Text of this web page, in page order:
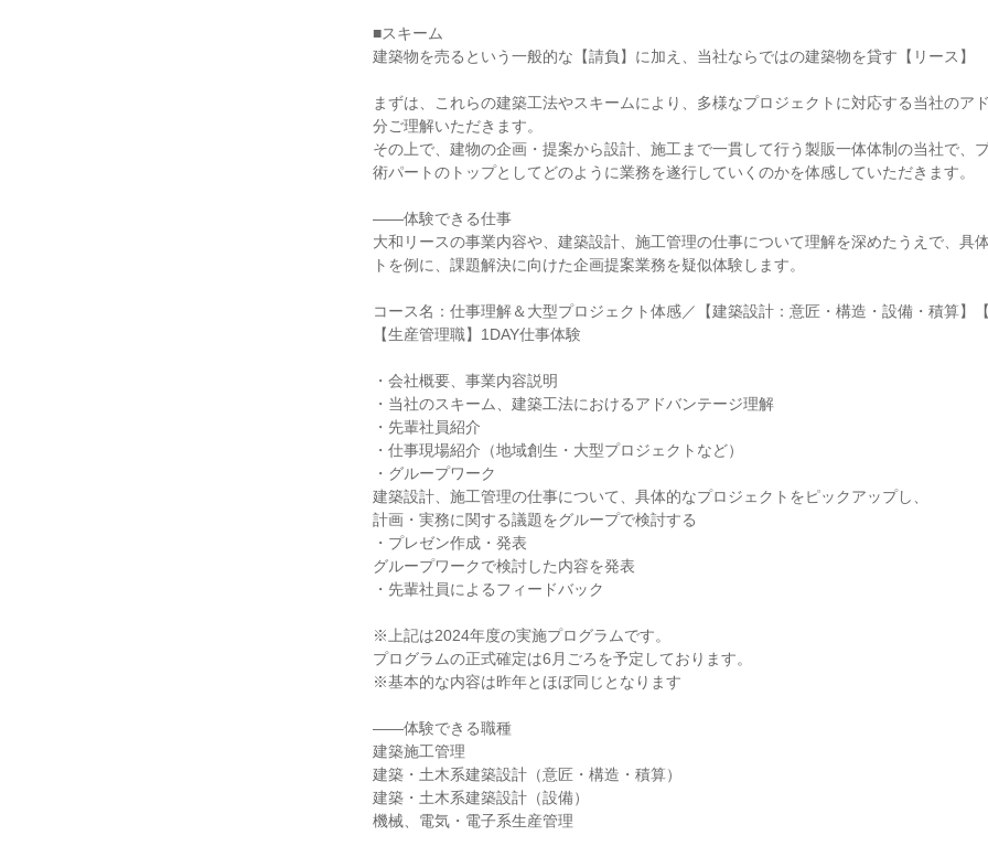
■スキーム
建築物を売るという一般的な【請負】に加え、当社ならではの建築物を貸す【リース】
まずは、これらの建築工法やスキームにより、多様なプロジェクトに対応する当社のア
分ご理解いただきます。
その上で、建物の企画・提案から設計、施工まで一貫して行う製販一体体制の当社で、
術パートのトップとしてどのように業務を遂行していくのかを体感していただきます。
――体験できる仕事
大和リースの事業内容や、建築設計、施工管理の仕事について理解を深めたうえで、具
トを例に、課題解決に向けた企画提案業務を疑似体験します。
コース名：仕事理解＆大型プロジェクト体感／【建築設計：意匠・構造・設備・積算】
【生産管理職】1DAY仕事体験
・会社概要、事業内容説明
・当社のスキーム、建築工法におけるアドバンテージ理解
・先輩社員紹介
・仕事現場紹介（地域創生・大型プロジェクトなど）
・グループワーク
建築設計、施工管理の仕事について、具体的なプロジェクトをピックアップし、
計画・実務に関する議題をグループで検討する
・プレゼン作成・発表
グループワークで検討した内容を発表
・先輩社員によるフィードバック
※上記は2024年度の実施プログラムです。
プログラムの正式確定は6月ごろを予定しております。
※基本的な内容は昨年とほぼ同じとなります
――体験できる職種
建築施工管理
建築・土木系建築設計（意匠・構造・積算）
建築・土木系建築設計（設備）
機械、電気・電子系生産管理